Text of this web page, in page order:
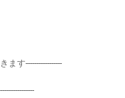
ます-----------------